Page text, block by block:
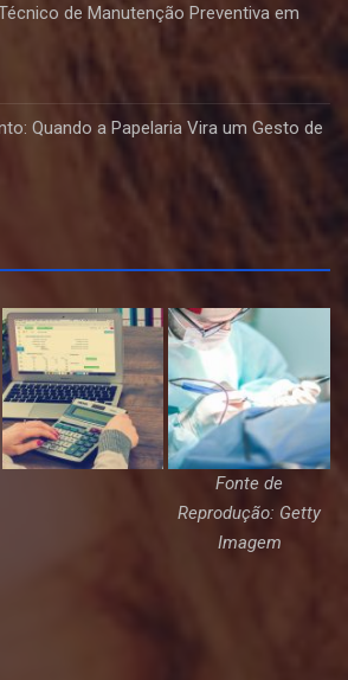
de Manutenção Preventiva em
Quando a Papelaria Vira um Gesto de
Fonte de
Reprodução: Getty
Imagem